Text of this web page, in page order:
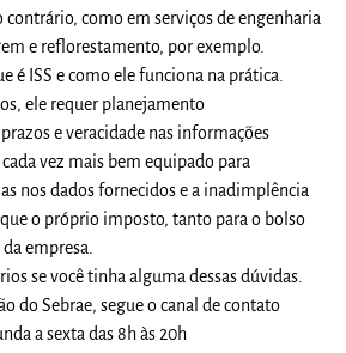
como em serviços de engenharia
e reflorestamento, por exemplo.
é ISS e como ele funciona na prática.
ele requer planejamento
e veracidade nas informações
vez mais bem equipado para
nos dados fornecidos e a inadimplência
o próprio imposto, tanto para o bolso
empresa.
se você tinha alguma dessas dúvidas.
do Sebrae, segue o canal de contato
a sexta das 8h às 20h